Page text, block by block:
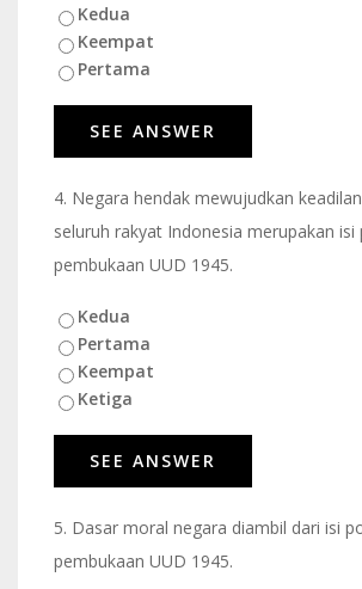
Kedua
Keempat
Pertama
4. Negara hendak mewujudkan
seluruh rakyat Indonesia merupakan isi
pembukaan UUD 1945.
Kedua
Pertama
Keempat
Ketiga
5. Dasar moral negara diambil dari isi
pembukaan UUD 1945.